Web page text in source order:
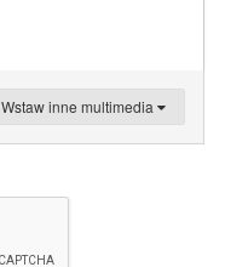
Wstaw inne multimedia